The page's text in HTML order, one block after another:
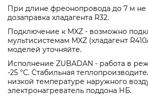
При длине фреонопровода до 7 м не
дозаправка хладагента R32.
Подключение к MXZ - возможно
мультисистемам MXZ (хладагент
моделей уточняйте.
Исполнение ZUBADAN - работа в
-25 °С. Стабильная
низкой температуре наружного
электронагреватель поддона НБ.